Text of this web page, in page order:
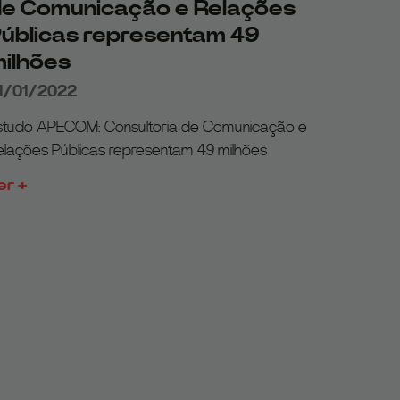
Comunicação e Relações
representam 49
01/2022
APECOM: Consultoria de Comunicação e
Públicas representam 49 milhões
+